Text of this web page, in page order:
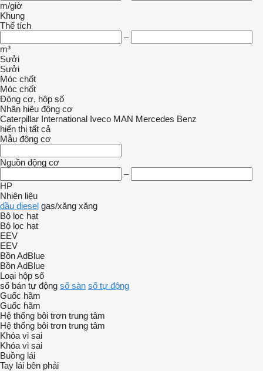
m/giờ
Khung
Thể tích
–
m³
Sưởi
Sưởi
Móc chốt
Móc chốt
Động cơ, hộp số
Nhãn hiệu động cơ
Caterpillar International Iveco MAN Mercedes Benz
hiển thị tất cả
Mẫu động cơ
Nguồn động cơ
–
HP
Nhiên liệu
dầu diesel gas/xăng xăng
Bộ lọc hạt
Bộ lọc hạt
EEV
EEV
Bồn AdBlue
Bồn AdBlue
Loại hộp số
số bán tự động số sàn số tự động
Guốc hãm
Guốc hãm
Hệ thống bôi trơn trung tâm
Hệ thống bôi trơn trung tâm
Khóa vi sai
Khóa vi sai
Buồng lái
Tay lái bên phải